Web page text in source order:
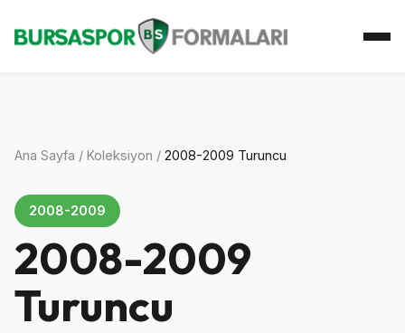
Koleksiyon
Ana Sayfa / Koleksiyon / 2008-2009 Turuncu
2008-2009
2008-2009
Turuncu